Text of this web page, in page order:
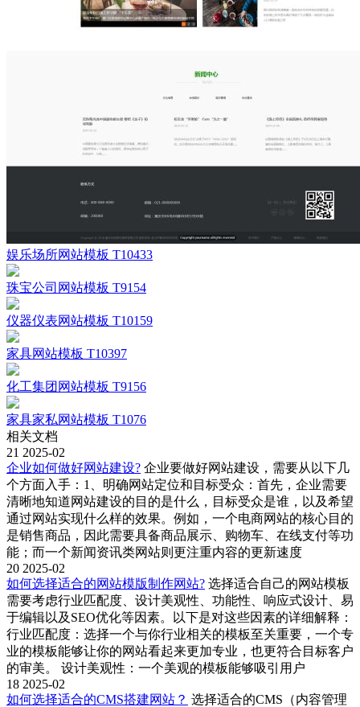
娱乐场所网站模板 T10433
珠宝公司网站模板 T9154
仪器仪表网站模板 T10159
家具网站模板 T10397
化工集团网站模板 T9156
家具家私网站模板 T1076
相关文档
21 2025-02
企业如何做好网站建设? 企业要做好网站建设，需要从以下几
个方面入手‌：1、‌明确网站定位和目标受众‌：首先，企业需要
清晰地知道网站建设的目的是什么，目标受众是谁，以及希望
通过网站实现什么样的效果。例如，一个电商网站的核心目的
是销售商品，因此需要具备商品展示、购物车、在线支付等功
能；而一个新闻资讯类网站则更注重内容的更新速度
20 2025-02
如何选择适合的网站模版制作网站? 选择适合自己的网站模板
需要考虑行业匹配度、设计美观性、功能性、响应式设计、易
于编辑以及SEO优化等因素‌。以下是对这些因素的详细解释：‌
行业匹配度‌：选择一个与你行业相关的模板至关重要，一个专
业的模板能够让你的网站看起来更加专业，也更符合目标客户
的审美‌。 ‌设计美观性‌：一个美观的模板能够吸引用户
18 2025-02
如何选择适合的CMS搭建网站？ 选择适合的CMS（内容管理